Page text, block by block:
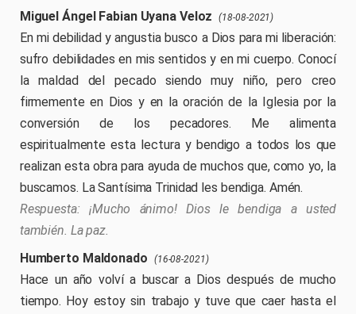
Miguel Ángel Fabian Uyana Veloz
(18-08-2021)
En mi debilidad y angustia busco a Dios para mi liberación:
sufro debilidades en mis sentidos y en mi cuerpo. Conocí
la maldad del pecado siendo muy niño, pero creo
firmemente en Dios y en la oración de la Iglesia por la
conversión de los pecadores. Me alimenta
espiritualmente esta lectura y bendigo a todos los que
realizan esta obra para ayuda de muchos que, como yo, la
buscamos. La Santísima Trinidad les bendiga. Amén.
¡Mucho ánimo! Dios le bendiga a usted
también. La paz.
Humberto Maldonado
(16-08-2021)
Hace un año volví a buscar a Dios después de mucho
tiempo. Hoy estoy sin trabajo y tuve que caer hasta el